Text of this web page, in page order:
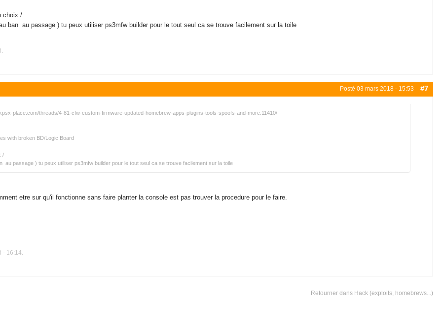
choix /
ban au passage ) tu peux utiliser ps3mfw builder pour le tout seul ca se trouve facilement sur la toile
Posté 03 mars 2018 - 15:53 #7
place.com/threads/4-81-cfw-custom-firmware-updated-homebrew-apps-plugins-tools-spoofs-and-more.11410/
with broken BD/Logic Board​
/
au passage ) tu peux utiliser ps3mfw builder pour le tout seul ca se trouve facilement sur la toile
etre sur qu'il fonctionne sans faire planter la console est pas trouver la procedure pour le faire.
- 16:14.
Retourner dans Hack (exploits, homebrews...)